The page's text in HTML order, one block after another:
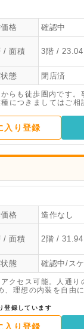
格 確認中
/ 面積 3階 /
態 閉店済
らも徒歩圏内です。
につきましてはご相
入り登録
格 造作なし
/ 面積 2階 /
態 確認中/ス
クセス可能。人通り
理想の内装を自由
登録しています
入り登録